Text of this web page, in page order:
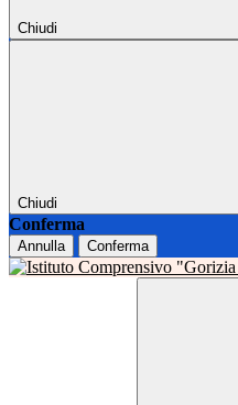
Chiudi
Chiudi
Conferma
Annulla Conferma